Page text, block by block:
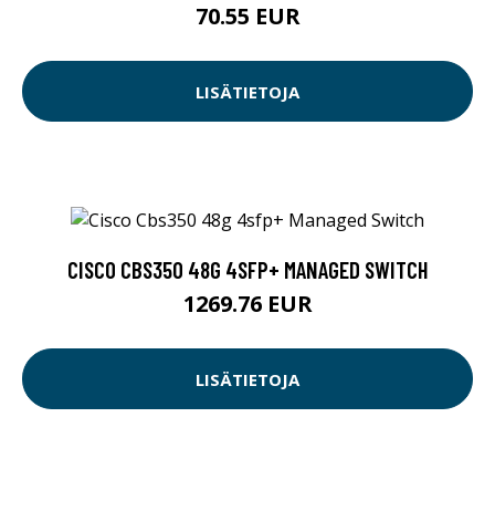
70.55 EUR
LISÄTIETOJA
CISCO CBS350 48G 4SFP+ MANAGED SWITCH
1269.76 EUR
LISÄTIETOJA